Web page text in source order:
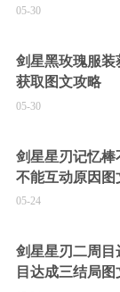
05-30
剑星黑玫瑰服装
获取图文攻略
05-30
剑星星刃记忆棒
不能互动原因图
05-24
剑星星刃二周目
目达成三结局图